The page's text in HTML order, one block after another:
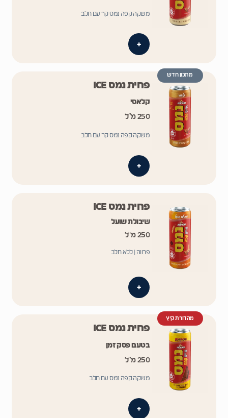
משקה קפה נמס קר עם חלב
+
מתכון חדש
פחית נמס ICE
קלאסי
250 מ״ל
משקה קפה נמס קר עם חלב
+
פחית נמס ICE
שיבולת שועל
250 מ"ל
פרווה | ללא חלב
+
מהדורת קיץ
פחית נמס ICE
בטעם פסק זמן
250 מ״ל
משקה קפה נמס עם חלב
+